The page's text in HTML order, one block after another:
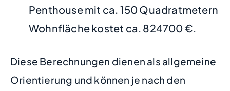
Penthouse mit ca. 150 Quadratmetern
Wohnfläche kostet ca. 824700 €.
Diese Berechnungen dienen als allgemeine
Orientierung und können je nach den